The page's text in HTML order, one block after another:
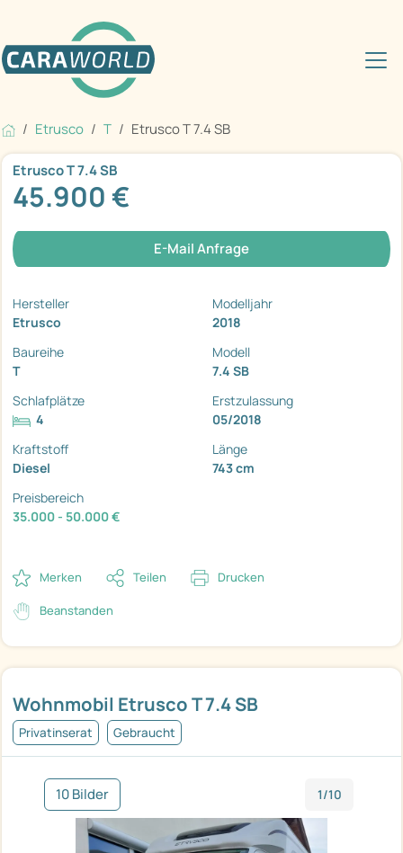
Etrusco T Etrusco T 7.4 SB
Wohnmobil Etrusco T 7.4 SB
Privatinserat Gebraucht
10 Bilder 1/10
Etrusco T 7.4 SB
45.900 €
E-Mail Anfrage
Hersteller
Etrusco
Modelljahr
2018
Baureihe
T
Modell
7.4 SB
Schlafplätze
4
Erstzulassung
05/2018
Kraftstoff
Diesel
Länge
743 cm
Preisbereich
35.000 - 50.000 €
Merken Teilen Drucken
Beanstanden